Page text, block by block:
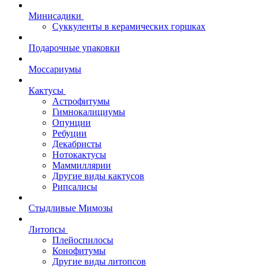
Минисадики
Суккуленты в керамических горшках
Подарочные упаковки
Моссариумы
Кактусы
Астрофитумы
Гимнокалициумы
Опунции
Ребуции
Декабристы
Нотокактусы
Маммиллярии
Другие виды кактусов
Рипсалисы
Стыдливые Мимозы
Литопсы
Плейоспилосы
Конофитумы
Другие виды литопсов